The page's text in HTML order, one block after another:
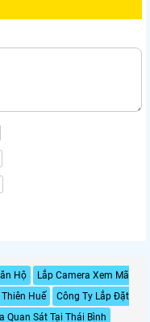
Hộ
Lắp Camera Xem Mã
Huế
Công Ty Lắp Đặt
Quan Sát Tại Thái Bình